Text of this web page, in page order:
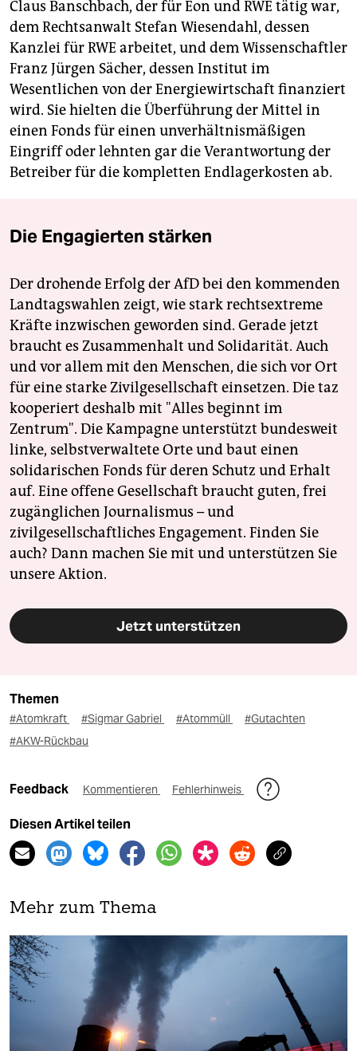
Claus Banschbach, der für Eon und RWE tätig war,
dem Rechtsanwalt Stefan Wiesendahl, dessen
Kanzlei für RWE arbeitet, und dem Wissenschaftler
Franz Jürgen Sächer, dessen Institut im
Wesentlichen von der Energiewirtschaft finanziert
wird. Sie hielten die Überführung der Mittel in
einen Fonds für einen unverhältnismäßigen
Eingriff oder lehnten gar die Verantwortung der
Betreiber für die kompletten Endlagerkosten ab.
Die Engagierten stärken
Der drohende Erfolg der AfD bei den kommenden
Landtagswahlen zeigt, wie stark rechtsextreme
Kräfte inzwischen geworden sind. Gerade jetzt
braucht es Zusammenhalt und Solidarität. Auch
und vor allem mit den Menschen, die sich vor Ort
für eine starke Zivilgesellschaft einsetzen. Die taz
kooperiert deshalb mit "Alles beginnt im
Zentrum". Die Kampagne unterstützt bundesweit
linke, selbstverwaltete Orte und baut einen
solidarischen Fonds für deren Schutz und Erhalt
auf. Eine offene Gesellschaft braucht guten, frei
zugänglichen Journalismus – und
zivilgesellschaftliches Engagement. Finden Sie
auch? Dann machen Sie mit und unterstützen Sie
unsere Aktion.
Jetzt unterstützen
Themen
#Atomkraft #Sigmar Gabriel #Atommüll
#Gutachten
#AKW-Rückbau
Feedback Kommentieren Fehlerhinweis
Diesen Artikel teilen
Mehr zum Thema